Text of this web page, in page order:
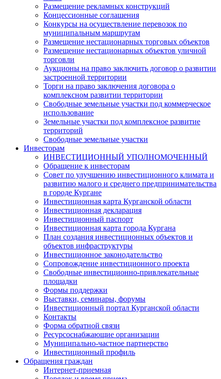
Размещение рекламных конструкций
Концессионные соглашения
Конкурсы на осуществление перевозок по
муниципальным маршрутам
Размещение нестационарных торговых объектов
Размещение нестационарных объектов уличной
торговли
Аукционы на право заключить договор о развитии
застроенной территории
Торги на право заключения договора о
комплексном развитии территории
Свободные земельные участки под коммерческое
использование
Земельные участки под комплексное развитие
территорий
Свободные земельные участки
Инвесторам
ИНВЕСТИЦИОННЫЙ УПОЛНОМОЧЕННЫЙ
Обращение к инвесторам
Совет по улучшению инвестиционного климата и
развитию малого и среднего предпринимательства
в городе Кургане
Инвестиционная карта Курганской области
Инвестиционная декларация
Инвестиционный паспорт
Инвестиционная карта города Кургана
План создания инвестиционных объектов и
объектов инфраструктуры
Инвестиционное законодательство
Сопровождение инвестиционного проекта
Свободные инвестиционно-привлекательные
площадки
Формы поддержки
Выставки, семинары, форумы
Инвестиционный портал Курганской области
Контакты
Форма обратной связи
Ресурсоснабжающие организации
Муниципально-частное партнерство
Инвестиционный профиль
Обращения граждан
Интернет-приемная